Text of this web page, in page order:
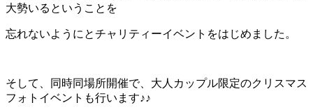
大勢いるということを
忘れないようにとチャリティーイベントをはじめました。
そして、同時同場所開催で、大人カップル限定のクリスマス
フォトイベントも行います♪♪